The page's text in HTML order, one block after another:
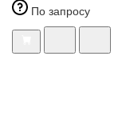
По запросу